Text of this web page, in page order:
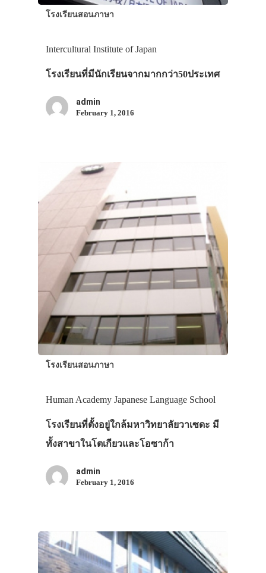
โรงเรียนสอนภาษา
Intercultural Institute of Japan
โรงเรียนที่มีนักเรียนจากมากกว่า50ประเทศ
admin
February 1, 2016
โรงเรียนสอนภาษา
Human Academy Japanese Language School
โรงเรียนที่ตั้งอยู่ใกล้มหาวิทยาลัยวาเซดะ มี
ทั้งสาขาในโตเกียวและโอซาก้า
admin
February 1, 2016
ทัวร์
ที่พัก
สาระน่ารู้
VIDEO
ภาพประทับใจ